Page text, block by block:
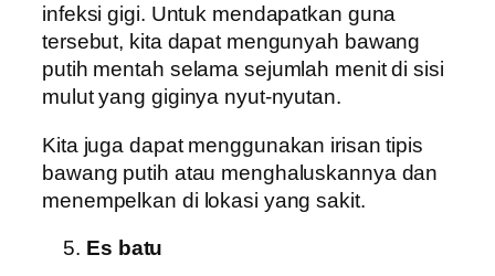
infeksi gigi. Untuk mendapatkan guna
tersebut, kita dapat mengunyah bawang
putih mentah selama sejumlah menit di sisi
mulut yang giginya nyut-nyutan.
Kita juga dapat menggunakan irisan tipis
bawang putih atau menghaluskannya dan
menempelkan di lokasi yang sakit.
Es batu